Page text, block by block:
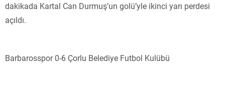
dakikada Kartal Can Durmuş’un golü’yle ikinci yarı perdesi
açıldı.
Barbarosspor 0-6 Çorlu Belediye Futbol Kulübü